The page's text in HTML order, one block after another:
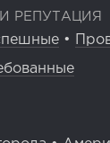
РЕПУТАЦИЯ
•